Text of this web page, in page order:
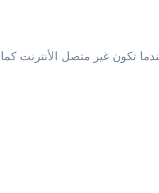
تكون غير متصل الأنترنت